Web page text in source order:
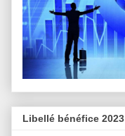
Libellé bénéfice 2023